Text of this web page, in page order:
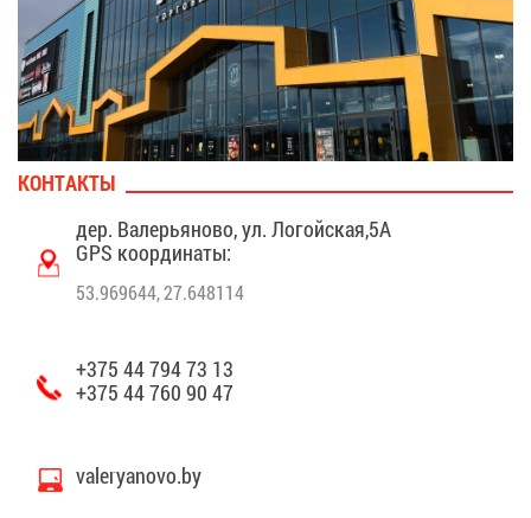
КОН­ТАК­ТЫ
дер. Ва­ле­рья­но­во, ул. Ло­гой­ская,5А
GPS ко­ор­ди­на­ты:
53.969644, 27.648114
+375 44 794 73 13
+375 44 760 90 47
valeryanovo.by